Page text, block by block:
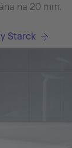
na 20 mm.
Starck